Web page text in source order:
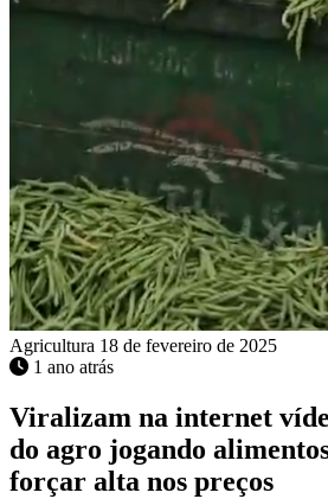
Agricultura 18 de fevereiro de 2025
1 ano atrás
Viralizam na internet
do agro jogando
forçar alta nos preços